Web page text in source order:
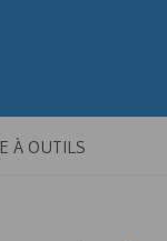
À OUTILS